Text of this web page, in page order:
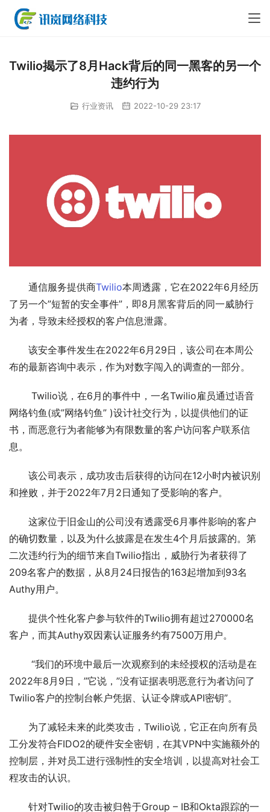
Twilio揭示了8月Hack背后的同一黑客的另一个
违约行为
行业资讯 2022-10-29 23:17
通信服务提供商Twilio本周透露，它在2022年6月经历
了另一个”短暂的安全事件”，即8月黑客背后的同一威胁行
为者，导致未经授权的客户信息泄露。
该安全事件发生在2022年6月29日，该公司在本周公
布的最新咨询中表示，作为对数字闯入的调查的一部分。
Twilio说，在6月的事件中，一名Twilio雇员通过语音
网络钓鱼(或”网络钓鱼” )设计社交行为，以提供他们的证
书，而恶意行为者能够为有限数量的客户访问客户联系信
息。
该公司表示，成功攻击后获得的访问在12小时内被识别
和挫败，并于2022年7月2日通知了受影响的客户。
这家位于旧金山的公司没有透露受6月事件影响的客户
的确切数量，以及为什么披露是在发生4个月后披露的。第
二次违约行为的细节来自Twilio指出，威胁行为者获得了
209名客户的数据，从8月24日报告的163起增加到93名
Authy用户。
提供个性化客户参与软件的Twilio拥有超过270000名
客户，而其Authy双因素认证服务约有7500万用户。
“我们的环境中最后一次观察到的未经授权的活动是在
2022年8月9日，”它说，”没有证据表明恶意行为者访问了
Twilio客户的控制台帐户凭据、认证令牌或API密钥”。
为了减轻未来的此类攻击，Twilio说，它正在向所有员
工分发符合FIDO2的硬件安全密钥，在其VPN中实施额外的
控制层，并对员工进行强制性的安全培训，以提高对社会工
程攻击的认识。
针对Twilio的攻击被归咎于Group – IB和Okta跟踪的一